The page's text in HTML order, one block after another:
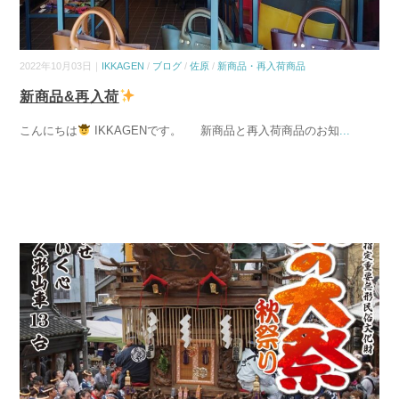
2022年10月03日｜ IKKAGEN / ブログ /佐原 / 新商品・再入荷商品
新商品&再入荷
こんにちは IKKAGENです。 新商品と再入荷商品のお知